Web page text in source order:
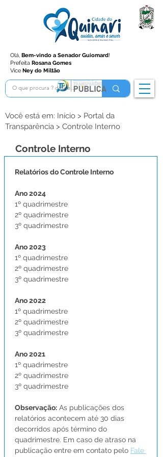
Olá, Bem-vindo a Senador Guiomard!
Prefeita Rosana Gomes
Vice Ney do Miltão
Você está em: Início > Portal da
Transparência > Controle Interno
Controle Interno
Relatórios do Controle Interno
Ano 2024
1º quadrimestre
2º quadrimestre
3º quadrimestre
Ano 2023
1º quadrimestre
2º quadrimestre
3º quadrimestre
Ano 2022
1º quadrimestre
2º quadrimestre
3º quadrimestre
Ano 2021
1º quadrimestre
2º quadrimestre
3º quadrimestre
Observação: As publicações dos
relatórios acontecem até 30 dias
decorridos após término do
quadrimestre. Em caso de atraso na
publicação entre em contato pelo Fale